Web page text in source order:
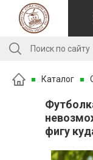
Каталог
фигу